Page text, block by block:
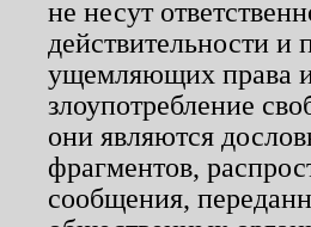
не несут
действительности и
ущемляющих права
злоупотребление
они являются
фрагментов,
сообщения,